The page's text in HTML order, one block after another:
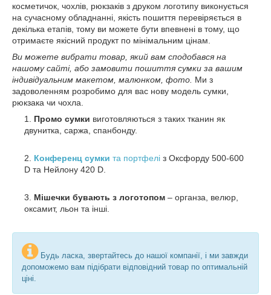
косметичок, чохлів, рюкзаків з друком логотипу виконується
на сучасному обладнанні, якість пошиття перевіряється в
декілька етапів, тому ви можете бути впевнені в тому, що
отримаєте якісний продукт по мінімальним цінам.
Ви можете вибрати товар, який вам сподобався на
нашому сайті, або замовити пошиття сумки за вашим
індивідуальним макетом, малюнком, фото. Ми з
задоволенням розробимо для вас нову модель сумки,
рюкзака чи чохла.
Промо сумки виготовляються з таких тканин як
двунитка, саржа, спанбонду.
Конференц сумки та портфелі з Оксфорду 500-600
D та Нейлону 420 D.
Мішечки бувають з логотопом – органза, велюр,
оксамит, льон та інші.
Будь ласка, звертайтесь до нашої компанії, і ми завжди
допоможемо вам підібрати відповідний товар по оптимальній
ціні.